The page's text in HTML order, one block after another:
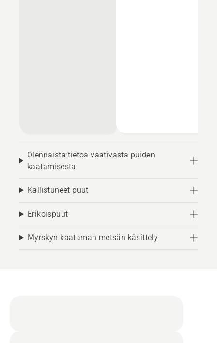
Olennaista tietoa vaativasta puiden
kaatamisesta
Kallistuneet puut
Erikoispuut
Myrskyn kaataman metsän käsittely